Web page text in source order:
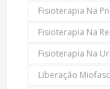
Fisioterapia Na
Fisioterapia Na
Fisioterapia Na
Liberação